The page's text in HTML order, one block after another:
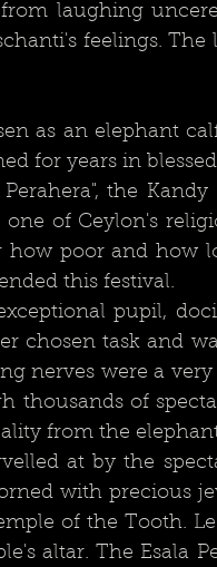
laughing
feelings.
as an elephant
for years in
the
one of Ceylon's
how poor and how
pupil,
chosen task and
nerves were a
thousands of
at by the
with precious
of the Tooth.
altar. The Esala